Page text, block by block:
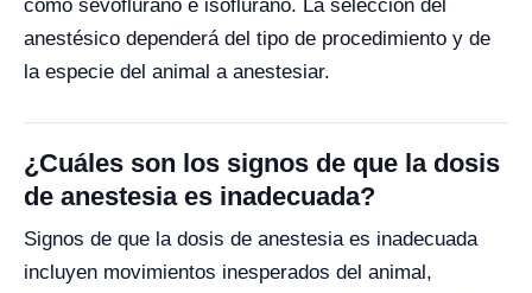
como sevoflurano e isoflurano. La selección del
anestésico dependerá del tipo de procedimiento y de
la especie del animal a anestesiar.
¿Cuáles son los signos de que la dosis
de anestesia es inadecuada?
Signos de que la dosis de anestesia es inadecuada
incluyen movimientos inesperados del animal,